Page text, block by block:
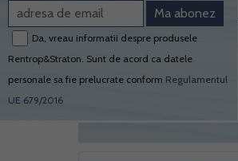
Da, vreau informatii despre produsele
Rentrop&Straton. Sunt de acord ca datele
personale sa fie prelucrate conform Regulamentul
UE 679/2016